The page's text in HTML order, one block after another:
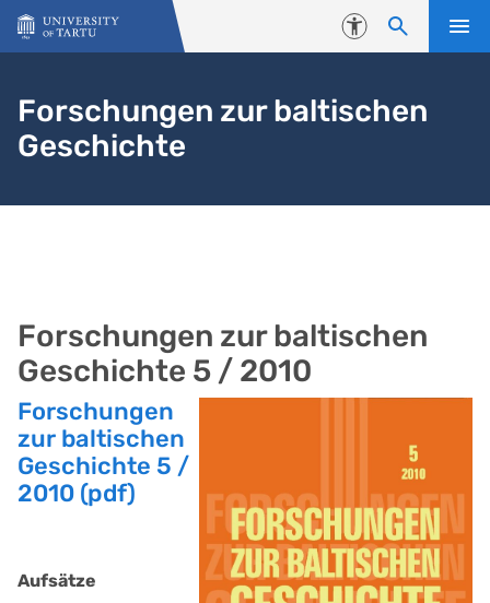
Skip to content
Accessibility
Forschungen zur baltischen
Geschichte
Forschungen zur baltischen
Geschichte 5 / 2010
Forschungen
zur baltischen
Geschichte 5 /
2010 (pdf)
Aufsätze